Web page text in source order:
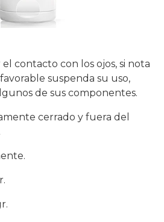
contacto con los ojos, si nota
suspenda su uso,
de sus componentes.
cerrado y fuera del